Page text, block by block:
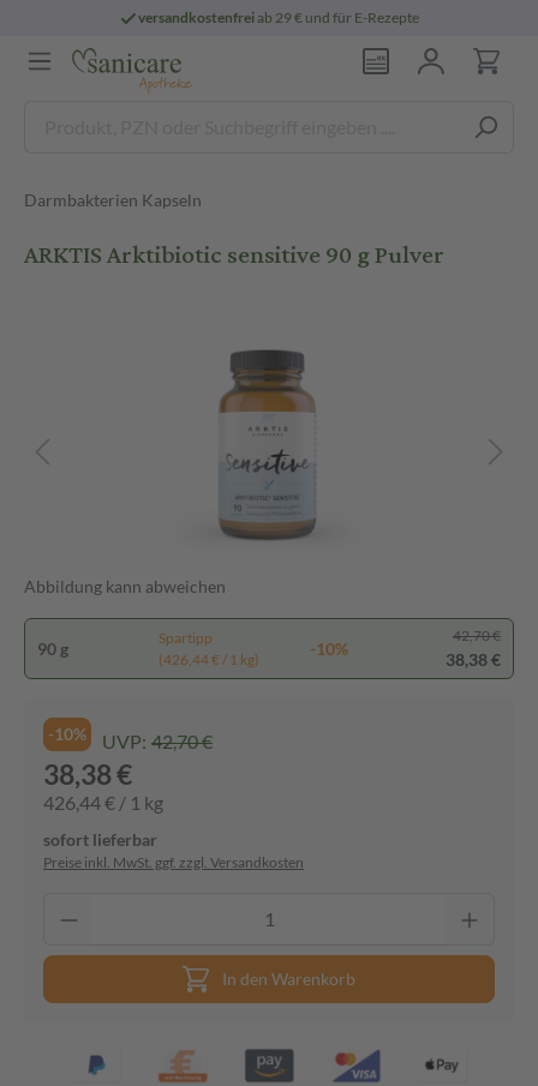
versandkostenfreiab 29 € und für E-Rezepte
Darmbakterien Kapseln
ARKTIS Arktibiotic sensitive 90 g Pulver
Abbildung kann abweichen
90 g
Spartipp
(426,44 € / 1 kg)
-10%
42,70 €
38,38 €
-10% UVP: 42,70 €
38,38 €
426,44 € / 1 kg
sofort lieferbar
Preise inkl. MwSt. ggf. zzgl. Versandkosten
In den Warenkorb